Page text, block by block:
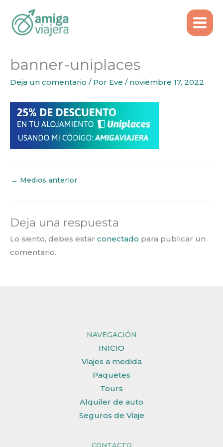
contenido
banner-uniplaces
Deja un comentario / Por Eve / noviembre 17, 2022
← Medios anterior
Deja una respuesta
Lo siento, debes estar conectado para publicar un
comentario.
NAVEGACIÓN
INICIO
Viajes a medida
Paquetes
Tours
Alquiler de auto
Seguros de Viaje
CONTACTO